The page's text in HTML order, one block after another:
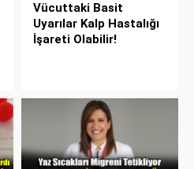
Vücuttaki Basit
Uyarılar Kalp Hastalığı
İşareti Olabilir!